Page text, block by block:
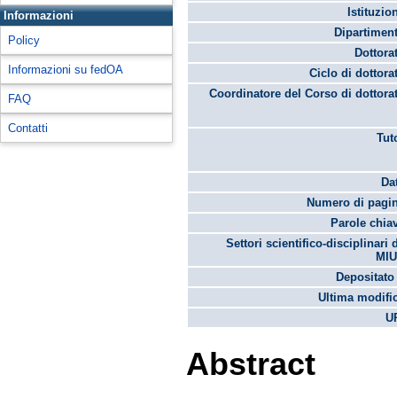
Informazioni
Policy
Informazioni su fedOA
FAQ
Contatti
Ciclo di
Coordinatore del Corso di
Numero di
Parole
Settori scientifico-disciplinari
Ultima
Abstract